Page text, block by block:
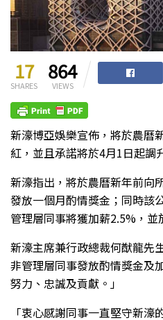
17
SHARES
864
VIEWS
新濠博亞娛樂宣佈，將於農曆
紅，並且承諾將於4月1日起調
新濠指出，將於農曆新年前向
發放一個月酌情獎金；同時該
管理層同事將獲加薪2.5%，並
新濠主席兼行政總裁何猷龍先
非管理層同事發放酌情獎金及
努力、忠誠及貢獻。」
「衷心感謝同事一直堅守新